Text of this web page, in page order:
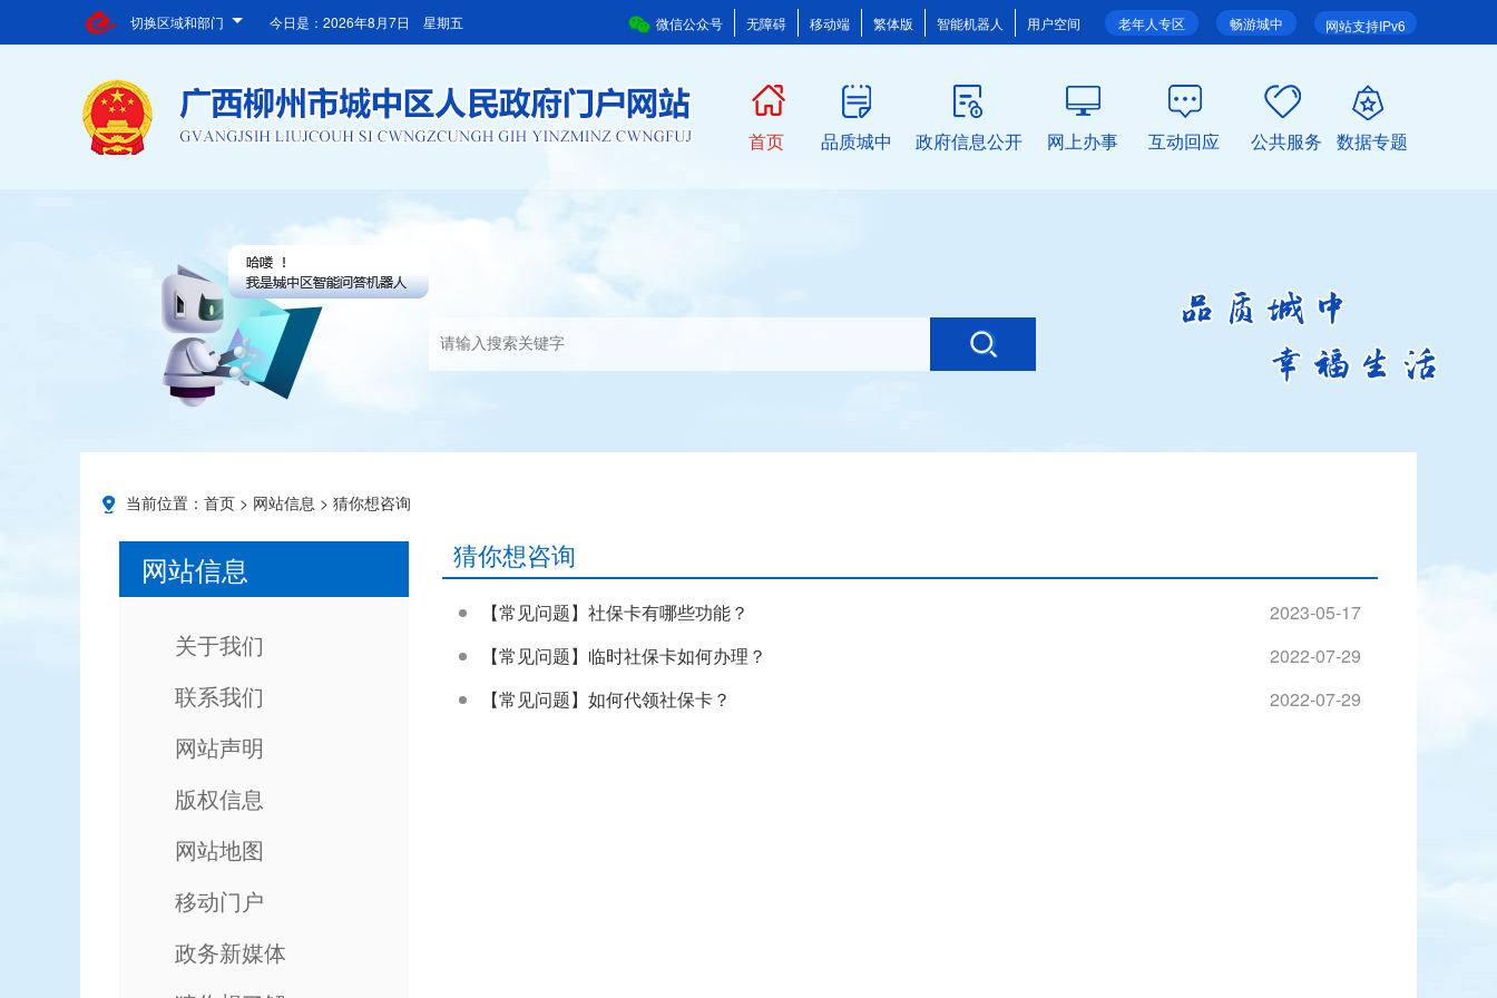
切换区域和部门 网站支持IPv6
畅游城中
老年人专区
微信公众号 无障碍 移动端 繁体版 智能机器人 用户空间
今日是： 2026年8月7日 星期五
首页 品质城中 政府信息公开 网上办事 互动回应 公共服务 数据专题
当前位置： 首页 > 网站信息 > 猜你想咨询
网站信息
关于我们
联系我们
网站声明
版权信息
网站地图
移动门户
政务新媒体
猜你想咨询
【常见问题】社保卡有哪些功能？
2023-05-17
【常见问题】临时社保卡如何办理？
2022-07-29
【常见问题】如何代领社保卡？
2022-07-29